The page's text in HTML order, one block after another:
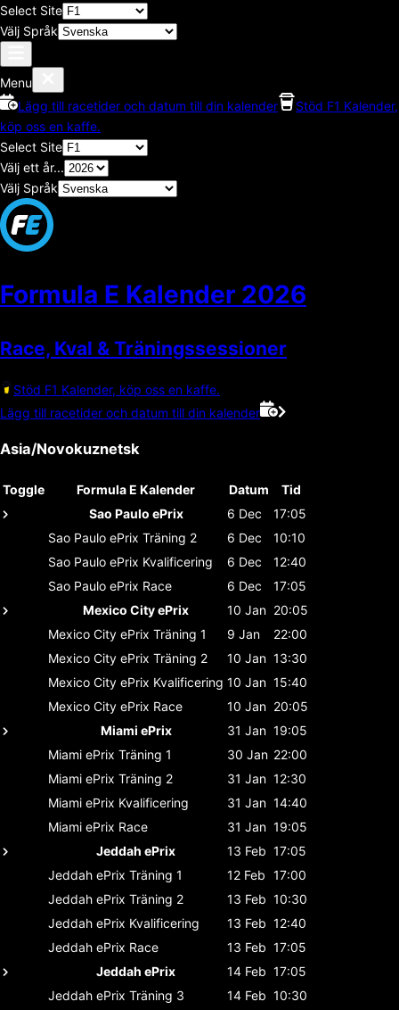
Select Site
Välj Språk
Menu
Lägg till racetider och datum till din kalender
Stöd F1 Kalender,
köp oss en kaffe.
Select Site
Välj ett år...
Välj Språk
Formula E Kalender 2026
Race, Kval & Träningssessioner
Stöd F1 Kalender, köp oss en kaffe.
Lägg till racetider och datum till din kalender
Asia/Novokuznetsk
Toggle Formula E Kalender Datum
Tid
Sao Paulo ePrix
6 Dec
17:05
Sao Paulo ePrix Träning 2 6 Dec
10:10
Sao Paulo ePrix Kvalificering 6 Dec
12:40
Sao Paulo ePrix Race 6 Dec
17:05
Mexico City ePrix
10 Jan 20:05
Mexico City ePrix Träning 1 9 Jan
22:00
Mexico City ePrix Träning 2 10 Jan 13:30
Mexico City ePrix Kvalificering 10 Jan 15:40
Mexico City ePrix Race 10 Jan 20:05
Miami ePrix
31 Jan 19:05
Miami ePrix Träning 1 30 Jan 22:00
Miami ePrix Träning 2 31 Jan 12:30
Miami ePrix Kvalificering 31 Jan 14:40
Miami ePrix Race 31 Jan 19:05
Jeddah ePrix
13 Feb 17:05
Jeddah ePrix Träning 1 12 Feb 17:00
Jeddah ePrix Träning 2 13 Feb 10:30
Jeddah ePrix Kvalificering 13 Feb 12:40
Jeddah ePrix Race 13 Feb 17:05
Jeddah ePrix
14 Feb 17:05
Jeddah ePrix Träning 3 14 Feb 10:30